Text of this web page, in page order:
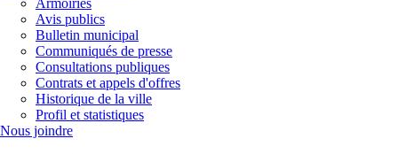
Avis publics
Bulletin municipal
Communiqués de presse
Consultations publiques
Contrats et appels d'offres
Historique de la ville
Profil et statistiques
Nous joindre